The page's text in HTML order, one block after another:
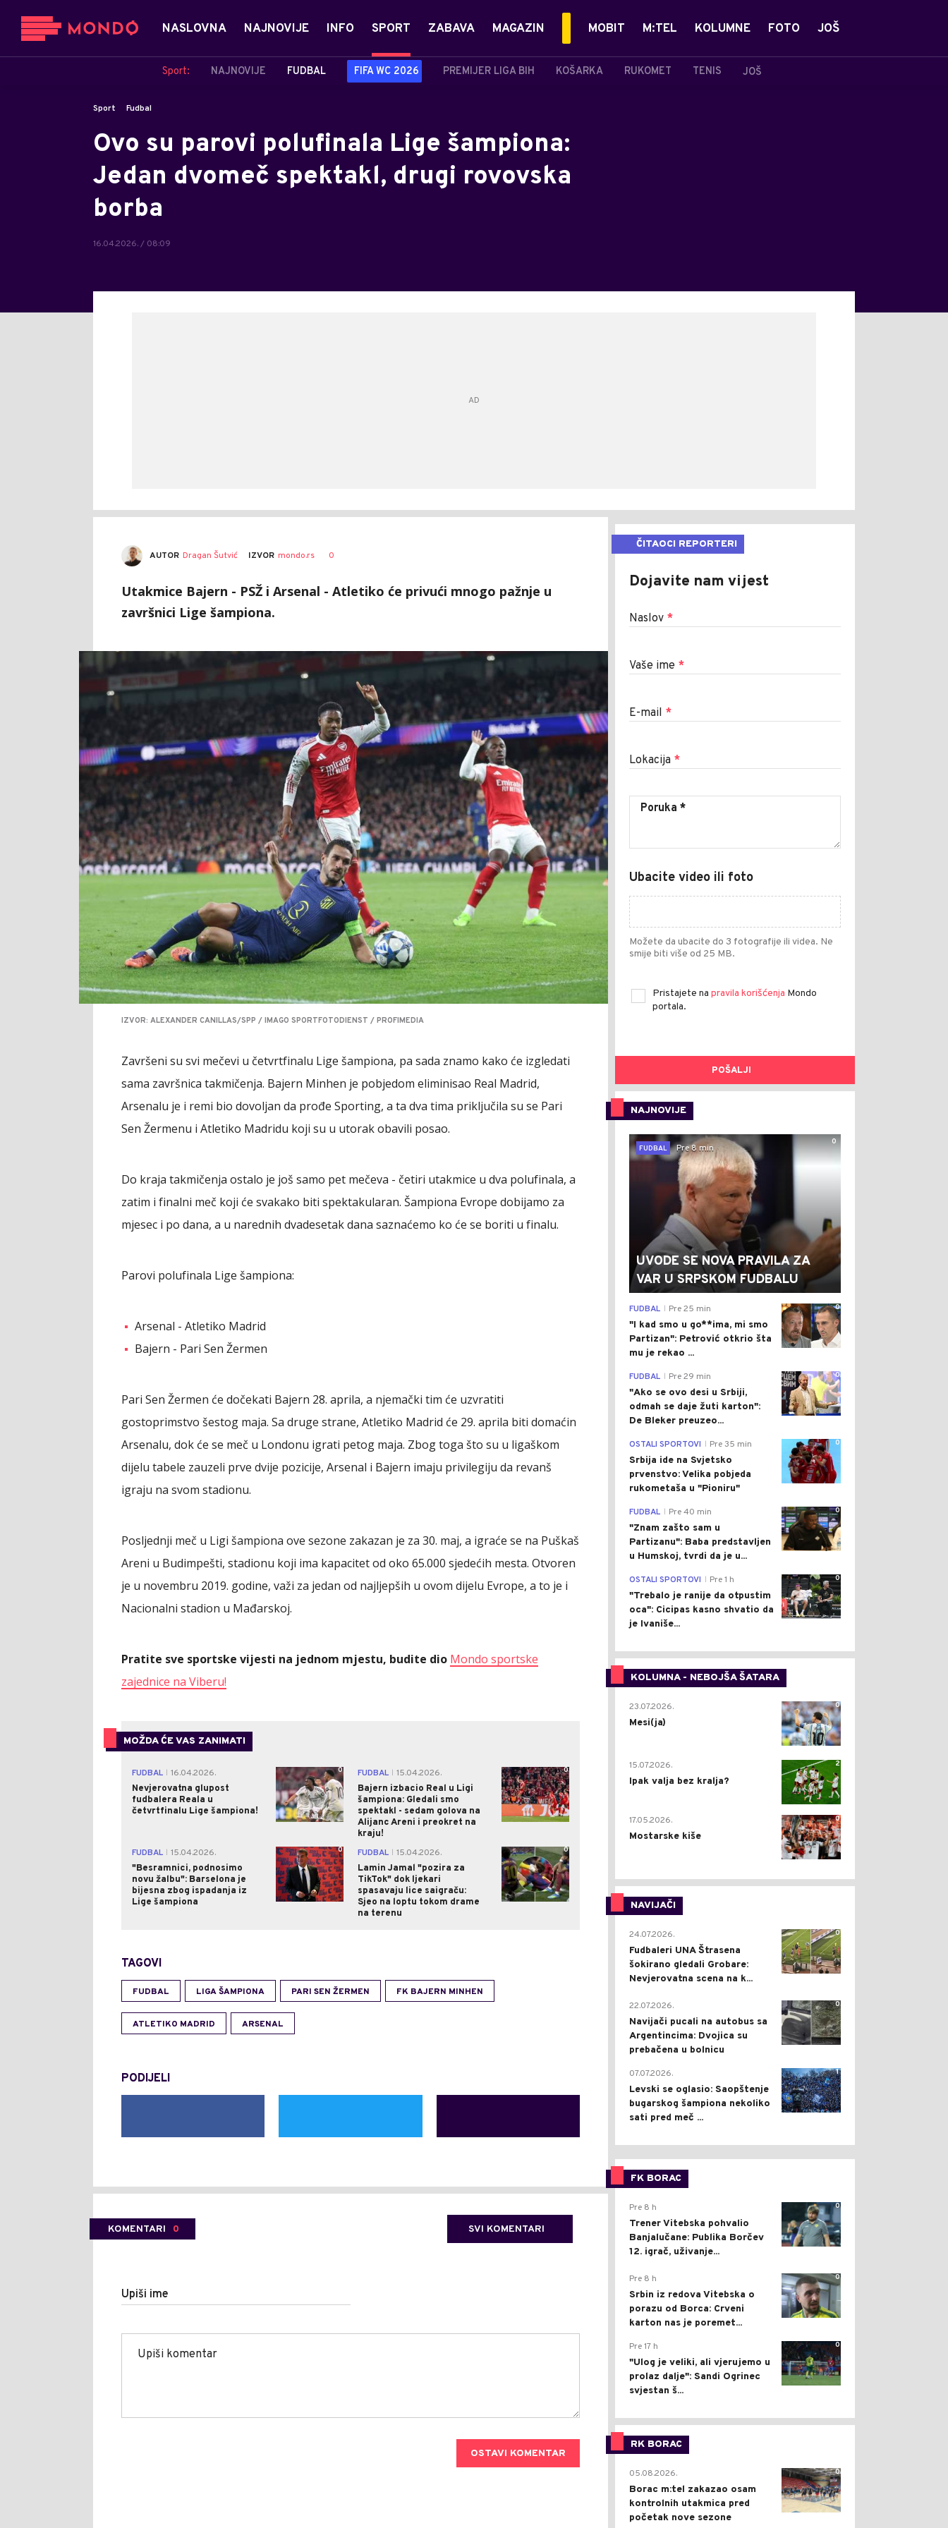
NASLOVNA NAJNOVIJE INFO SPORT
Sport: NAJNOVIJE FUDBAL FIFA WC 2026 PREMIJER LIGA BIH KOŠARKA RUKOMET TENIS JOŠ
ZABAVA MAGAZIN MOBIT M:TEL KOLUMNE FOTO JOŠ
Sport Fudbal
Ovo su parovi polufinala Lige šampiona:
Jedan dvomeč spektakl, drugi rovovska
borba
16.04.2026. / 08:09
AUTOR Dragan Šutvić IZVOR mondo.rs 0
Utakmice Bajern - PSŽ i Arsenal - Atletiko će privući mnogo pažnje u
završnici Lige šampiona.
IZVOR: ALEXANDER CANILLAS/SPP / IMAGO SPORTFOTODIENST / PROFIMEDIA
Završeni su svi mečevi u četvrtfinalu Lige šampiona, pa sada znamo kako će izgledati
sama završnica takmičenja. Bajern Minhen je pobjedom eliminisao Real Madrid,
Arsenalu je i remi bio dovoljan da prođe Sporting, a ta dva tima priključila su se Pari
Sen Žermenu i Atletiko Madridu koji su u utorak obavili posao.
Do kraja takmičenja ostalo je još samo pet mečeva - četiri utakmice u dva polufinala, a
zatim i finalni meč koji će svakako biti spektakularan. Šampiona Evrope dobijamo za
mjesec i po dana, a u narednih dvadesetak dana saznaćemo ko će se boriti u finalu.
Parovi polufinala Lige šampiona:
Arsenal - Atletiko Madrid
Bajern - Pari Sen Žermen
Pari Sen Žermen će dočekati Bajern 28. aprila, a njemački tim će uzvratiti
gostoprimstvo šestog maja. Sa druge strane, Atletiko Madrid će 29. aprila biti domaćin
Arsenalu, dok će se meč u Londonu igrati petog maja. Zbog toga što su u ligaškom
dijelu tabele zauzeli prve dvije pozicije, Arsenal i Bajern imaju privilegiju da revanš
igraju na svom stadionu.
Posljednji meč u Ligi šampiona ove sezone zakazan je za 30. maj, a igraće se na Puškaš
Areni u Budimpešti, stadionu koji ima kapacitet od oko 65.000 sjedećih mesta. Otvoren
je u novembru 2019. godine, važi za jedan od najljepših u ovom dijelu Evrope, a to je i
Nacionalni stadion u Mađarskoj.
Pratite sve sportske vijesti na jednom mjestu, budite dio Mondo sportske
zajednice na Viberu!
MOŽDA ĆE VAS ZANIMATI
FUDBAL
16.04.2026.
Nevjerovatna glupost
fudbalera Reala u
četvrtfinalu Lige šampiona!
0 FUDBAL
15.04.2026.
Bajern izbacio Real u Ligi
šampiona: Gledali smo
spektakl - sedam golova na
Alijanc Areni i preokret na
kraju!
0
FUDBAL
15.04.2026.
"Besramnici, podnosimo
novu žalbu": Barselona je
bijesna zbog ispadanja iz
Lige šampiona
0 FUDBAL
15.04.2026.
Lamin Jamal "pozira za
TikTok" dok ljekari
spasavaju lice saigraču:
Sjeo na loptu tokom drame
na terenu
0
TAGOVI
FUDBAL LIGA ŠAMPIONA PARI SEN ŽERMEN FK BAJERN MINHEN
ATLETIKO MADRID ARSENAL
PODIJELI
KOMENTARI 0 SVI KOMENTARI
Upiši ime
OSTAVI KOMENTAR
ČITAOCI REPORTERI
Dojavite nam vijest
Naslov *
Vaše ime *
E-mail *
Lokacija *
Ubacite video ili foto
Možete da ubacite do 3 fotografije ili videa. Ne
smije biti više od 25 MB.
Pristajete na pravila korišćenja Mondo
portala.
POŠALJI
NAJNOVIJE
0
FUDBAL
Pre 8 min
UVODE SE NOVA PRAVILA ZA
VAR U SRPSKOM FUDBALU
0
FUDBAL Pre 25 min
"I kad smo u go**ima, mi smo
Partizan": Petrović otkrio šta
mu je rekao ...
0
FUDBAL Pre 29 min
"Ako se ovo desi u Srbiji,
odmah se daje žuti karton":
De Bleker preuzeo...
0
OSTALI SPORTOVI Pre 35 min
Srbija ide na Svjetsko
prvenstvo: Velika pobjeda
rukometaša u "Pioniru"
0
FUDBAL Pre 40 min
"Znam zašto sam u
Partizanu": Baba predstavljen
u Humskoj, tvrdi da je u...
0
OSTALI SPORTOVI Pre 1 h
"Trebalo je ranije da otpustim
oca": Cicipas kasno shvatio da
je Ivaniše...
KOLUMNA - NEBOJŠA ŠATARA
0
23.07.2026.
Mesi(ja)
2
15.07.2026.
Ipak valja bez kralja?
0
17.05.2026.
Mostarske kiše
NAVIJAČI
0
24.07.2026.
Fudbaleri UNA Štrasena
šokirano gledali Grobare:
Nevjerovatna scena na k...
0
22.07.2026.
Navijači pucali na autobus sa
Argentincima: Dvojica su
prebačena u bolnicu
1
07.07.2026.
Levski se oglasio: Saopštenje
bugarskog šampiona nekoliko
sati pred meč ...
FK BORAC
0
Pre 8 h
Trener Vitebska pohvalio
Banjalučane: Publika Borčev
12. igrač, uživanje...
0
Pre 8 h
Srbin iz redova Vitebska o
porazu od Borca: Crveni
karton nas je poremet...
0
Pre 17 h
"Ulog je veliki, ali vjerujemo u
prolaz dalje": Sandi Ogrinec
svjestan š...
RK BORAC
0
05.08.2026.
Borac m:tel zakazao osam
kontrolnih utakmica pred
početak nove sezone